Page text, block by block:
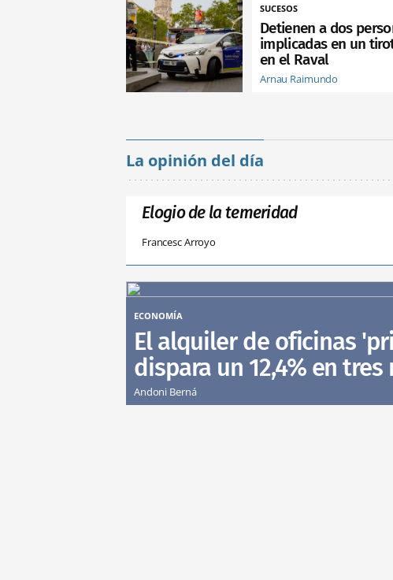
SUCESOS
Detienen a dos
implicadas en un
en el Raval
Arnau Raimundo
La opinión del día
Elogio de la temeridad
Francesc Arroyo
ECONOMÍA
El alquiler de oficinas
dispara un 12,4% en tres
Andoni Berná